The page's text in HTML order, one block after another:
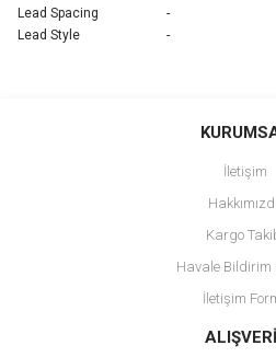
Lead Spacing
-
Lead Style
-
Bu ürüne ilk yorumu
Ürün resmi kalitesiz, bozuk veya
Ürün açıklamasında eksik bilgiler
Ürün bilgilerinde hatalar bulunuyor.
Ürün fiyatı diğer sitelerden daha
Bu ürüne benzer farklı alternatifler
İletişim
Kargo
Havale Bildirim
İletişim